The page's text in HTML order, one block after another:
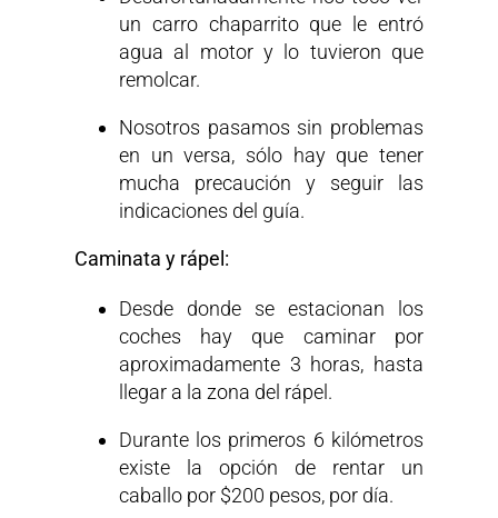
un carro chaparrito que le entró
agua al motor y lo tuvieron que
remolcar.
Nosotros pasamos sin problemas
en un versa, sólo hay que tener
mucha precaución y seguir las
indicaciones del guía.
Caminata y rápel:
Desde donde se estacionan los
coches hay que caminar por
aproximadamente 3 horas, hasta
llegar a la zona del rápel.
Durante los primeros 6 kilómetros
existe la opción de rentar un
caballo por $200 pesos, por día.